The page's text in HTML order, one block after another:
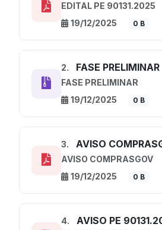
EDITAL PE 90131.2025
19/12/2025
0 B
2. FASE PRELIMINAR
FASE PRELIMINAR
19/12/2025
0 B
3. AVISO
AVISO COMPRASGOV
19/12/2025
0 B
4. AVISO PE